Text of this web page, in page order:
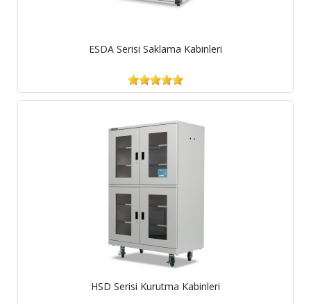
ESDA Serisi Saklama Kabinleri
HSD Serisi Kurutma Kabinleri